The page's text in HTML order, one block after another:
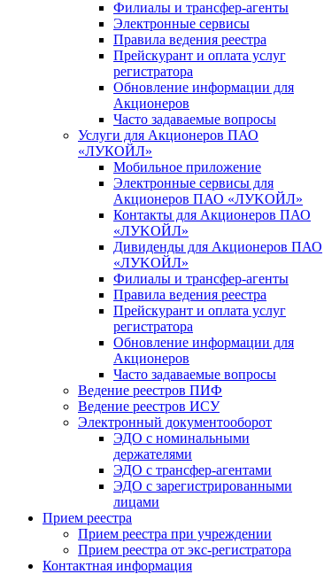
Филиалы и трансфер-агенты
Электронные сервисы
Правила ведения реестра
Прейскурант и оплата услуг
регистратора
Обновление информации для
Акционеров
Часто задаваемые вопросы
Услуги для Акционеров ПАО
«ЛУКОЙЛ»
Мобильное приложение
Электронные сервисы для
Акционеров ПАО «ЛУKOЙЛ»
Контакты для Акционеров ПАО
«ЛУKOЙЛ»
Дивиденды для Акционеров ПАО
«ЛУKOЙЛ»
Филиалы и трансфер-агенты
Правила ведения реестра
Прейскурант и оплата услуг
регистратора
Обновление информации для
Акционеров
Часто задаваемые вопросы
Ведение реестров ПИФ
Ведение реестров ИСУ
Электронный документооборот
ЭДО с номинальными
держателями
ЭДО с трансфер-агентами
ЭДО с зарегистрированными
лицами
Прием реестра
Прием реестра при учреждении
Прием реестра от экс-регистратора
Контактная информация